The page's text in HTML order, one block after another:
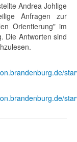
Andrea Johlige
Anfragen zur
Orientierung" im
Die Antworten sind